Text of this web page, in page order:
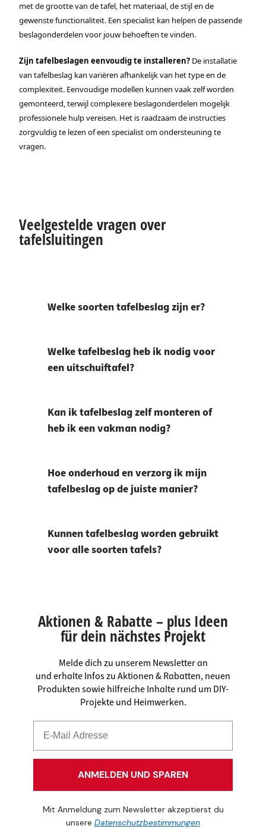
met de grootte van de tafel, het materiaal, de stijl en de
gewenste functionaliteit. Een specialist kan helpen de passende
beslagonderdelen voor jouw behoeften te vinden.
Zijn tafelbeslagen eenvoudig te installeren? De installatie
van tafelbeslag kan variëren afhankelijk van het type en de
complexiteit. Eenvoudige modellen kunnen vaak zelf worden
gemonteerd, terwijl complexere beslagonderdelen mogelijk
professionele hulp vereisen. Het is raadzaam de instructies
zorgvuldig te lezen of een specialist om ondersteuning te
vragen.
Veelgestelde vragen over
tafelsluitingen
Welke soorten tafelbeslag zijn er?
Welke tafelbeslag heb ik nodig voor
een uitschuiftafel?
Kan ik tafelbeslag zelf monteren of
heb ik een vakman nodig?
Hoe onderhoud en verzorg ik mijn
tafelbeslag op de juiste manier?
Kunnen tafelbeslag worden gebruikt
voor alle soorten tafels?
Aktionen & Rabatte – plus Ideen
für dein nächstes Projekt
Melde dich zu unserem Newsletter an
und erhalte Infos zu Aktionen & Rabatten, neuen
Produkten sowie hilfreiche Inhalte rund um DIY-
Projekte und Heimwerken.
ANMELDEN UND SPAREN
Mit Anmeldung zum Newsletter akzeptierst du
unsere Datenschutzbestimmungen